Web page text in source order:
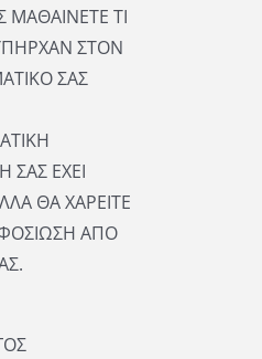
ΜΑΘΑΙΝΕΤΕ ΤΙ
ΣΤΟΝ
ΣΑΣ
ΣΑΣ ΕΧΕΙ
ΘΑ ΧΑΡΕΙΤΕ
ΑΠΟ